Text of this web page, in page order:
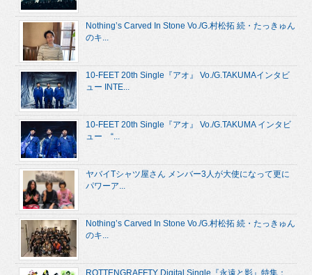
Nothing’s Carved In Stone Vo./G.村松拓 続・たっきゅん
のキ...
10-FEET 20th Single『アオ』 Vo./G.TAKUMAインタビ
ュー INTE...
10-FEET 20th Single『アオ』 Vo./G.TAKUMA インタビ
ュー “...
ヤバイTシャツ屋さん メンバー3人が大使になって更に
パワーア...
Nothing’s Carved In Stone Vo./G.村松拓 続・たっきゅん
のキ...
ROTTENGRAFFTY Digital Single『永遠と影』特集：